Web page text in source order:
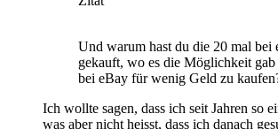
Und warum hast du die 20 mal bei
gekauft, wo es die Möglichkeit
bei eBay für wenig Geld zu
Ich wollte sagen, dass ich seit Jahren so
was aber nicht heisst, dass ich danach